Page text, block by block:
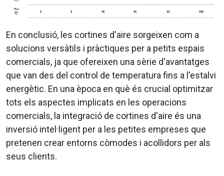
En conclusió, les cortines d'aire sorgeixen com a
solucions versàtils i pràctiques per a petits espais
comercials, ja que ofereixen una sèrie d'avantatges
que van des del control de temperatura fins a l'estalvi
energètic. En una època en què és crucial optimitzar
tots els aspectes implicats en les operacions
comercials, la integració de cortines d'aire és una
inversió intel·ligent per a les petites empreses que
pretenen crear entorns còmodes i acollidors per als
seus clients.